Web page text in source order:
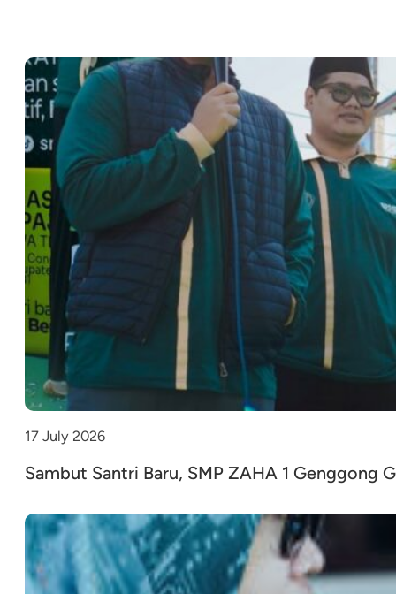
17 July 2026
Sambut Santri Baru, SMP ZAHA 1 Genggong